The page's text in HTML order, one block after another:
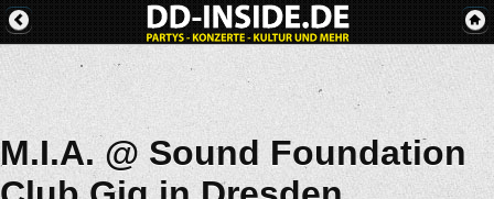
M.I.A. @ Sound Foundation